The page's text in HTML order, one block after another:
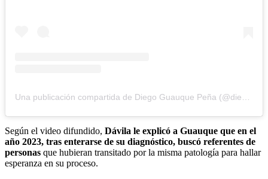
Según el video difundido, Dávila le explicó a Guauque que en el
año 2023, tras enterarse de su diagnóstico, buscó referentes de
personas que hubieran transitado por la misma patología para hallar
esperanza en su proceso.